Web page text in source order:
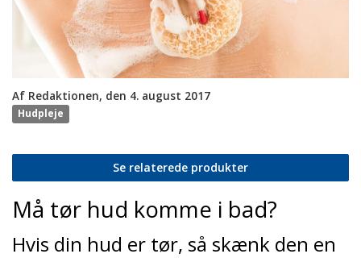
Af Redaktionen, den 4. august 2017
Hudpleje
Se relaterede produkter
Må tør hud komme i bad?
Hvis din hud er tør, så skænk den en